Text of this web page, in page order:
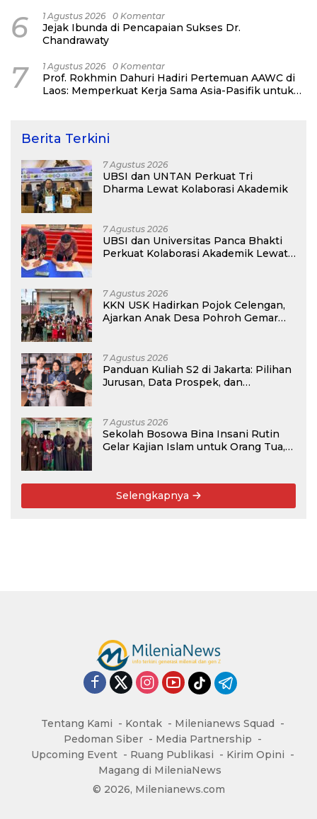
6 1 Agustus 2026 0 Komentar
Jejak Ibunda di Pencapaian Sukses Dr.
Chandrawaty
7 1 Agustus 2026 0 Komentar
Prof. Rokhmin Dahuri Hadiri Pertemuan AAWC di
Laos: Memperkuat Kerja Sama Asia-Pasifik untuk
Berita Terkini
7 Agustus 2026
UBSI dan UNTAN Perkuat Tri
Dharma Lewat Kolaborasi Akademik
7 Agustus 2026
UBSI dan Universitas Panca Bhakti
Perkuat Kolaborasi Akademik Lewat
7 Agustus 2026
KKN USK Hadirkan Pojok Celengan,
Ajarkan Anak Desa Pohroh Gemar
7 Agustus 2026
Panduan Kuliah S2 di Jakarta: Pilihan
Jurusan, Data Prospek, dan
7 Agustus 2026
Sekolah Bosowa Bina Insani Rutin
Gelar Kajian Islam untuk Orang Tua,
Selengkapnya
Tentang Kami Kontak
Milenianews Squad
Pedoman Siber
Media Partnership
Upcoming Event
Ruang Publikasi
Kirim Opini
Magang di MileniaNews
© 2026, Milenianews.com